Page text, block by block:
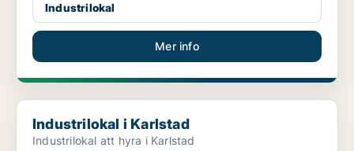
Industrilokal
Mer info
Industrilokal i Karlstad
Industrilokal i Karlstad
Industrilokal att hyra i Karlstad